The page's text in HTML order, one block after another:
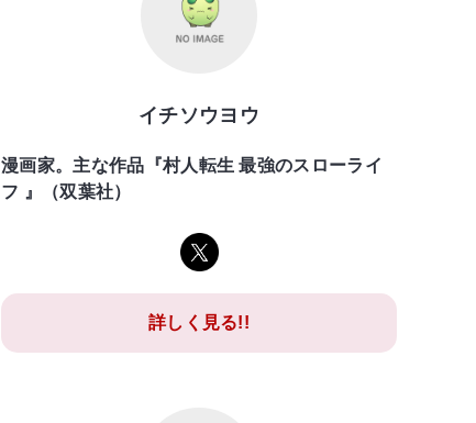
イチソウヨウ
漫画家。主な作品『村人転生 最強のスローライ
フ 』（双葉社）
詳しく見る!!